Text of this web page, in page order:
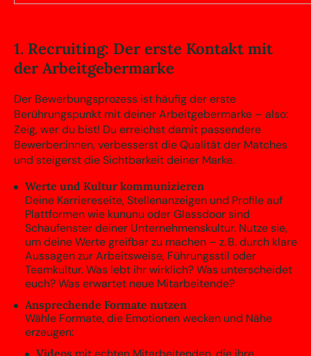
1. Recruiting: Der erste Kontakt mit
der Arbeitgebermarke
Der Bewerbungsprozess ist häufig der erste
Berührungspunkt mit deiner Arbeitgebermarke – also:
Zeig, wer du bist! Du erreichst damit passendere
Bewerber:innen, verbesserst die Qualität der Matches
und steigerst die Sichtbarkeit deiner Marke.
Werte und Kultur kommunizieren
Deine Karriereseite, Stellenanzeigen und Profile auf
Plattformen wie kununu oder Glassdoor sind
Schaufenster deiner Unternehmenskultur. Nutze sie,
um deine Werte greifbar zu machen – z. B. durch klare
Aussagen zur Arbeitsweise, Führungsstil oder
Teamkultur. Was lebt ihr wirklich? Was unterscheidet
euch? Was erwartet neue Mitarbeitende?
Ansprechende Formate nutzen
Wähle Formate, die Emotionen wecken und Nähe
erzeugen:
Videos